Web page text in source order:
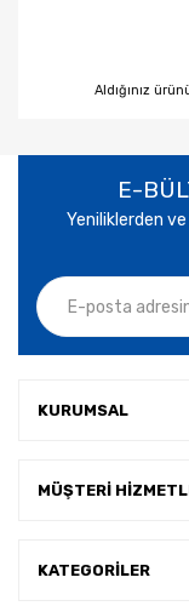
Aldığınız
E-
Yeniliklerden
KURUMSAL
MÜŞTERİ
KATEGORİLER